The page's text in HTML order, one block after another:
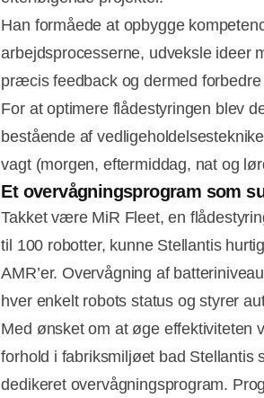
Han formåede at opbygge
arbejdsprocesserne, udveksle ideer
præcis feedback og dermed
For at optimere flådestyringen blev
bestående af
vagt (morgen, eftermiddag, nat og
Et overvågningsprogram som
Takket være MiR Fleet, en
til 100 robotter, kunne Stellantis
AMR’er. Overvågning af
hver enkelt robots status og styrer
Med ønsket om at øge effektiviteten
forhold i fabriksmiljøet bad Stellantis
dedikeret overvågningsprogram.